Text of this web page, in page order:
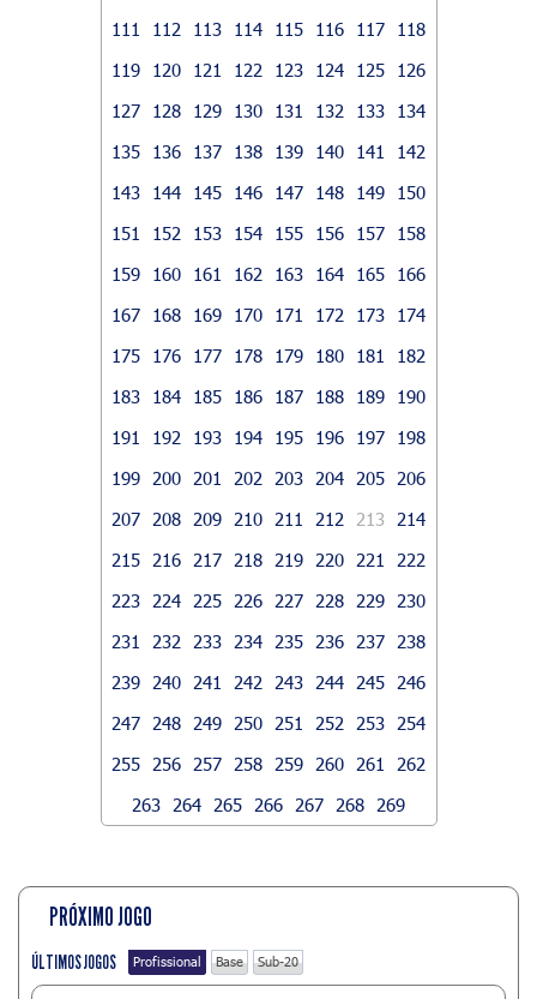
111
112 113 114 115 116 117
118
119
120 121 122 123 124 125
126
127
128 129 130 131 132 133
134
135
136 137 138 139 140 141
142
143
144 145 146 147 148 149
150
151
152 153 154 155 156 157
158
159
160 161 162 163 164 165
166
167
168 169 170 171 172 173
174
175
176 177 178 179 180 181
182
183
184 185 186 187 188 189
190
191
192 193 194 195 196 197
198
199
200 201 202 203 204 205
206
207
208 209 210 211 212 213
214
215
216 217 218 219 220 221
222
223
224 225 226 227 228 229
230
231
232 233 234 235 236 237
238
239
240 241 242 243 244 245
246
247
248 249 250 251 252 253
254
255
256 257 258 259 260 261
262
263
264 265 266 267 268 269
PRÓXIMO JOGO
ÚLTIMOS JOGOS Profissional Base Sub-20